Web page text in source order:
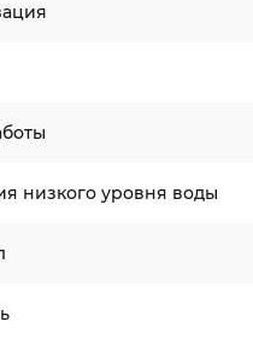
низкого уровня воды